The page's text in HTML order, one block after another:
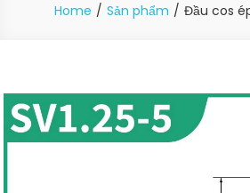
Home Sản phẩm Đầu cos